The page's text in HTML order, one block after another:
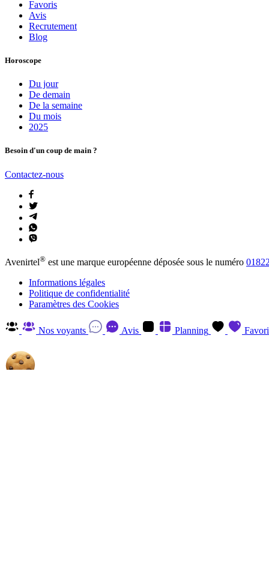
Favoris
Avis
Recrutement
Blog
Horoscope
Du jour
De demain
De la semaine
Du mois
2025
Besoin d'un coup de main ?
Contactez-nous
Avenirtel® est une marque européenne déposée sous le numéro
Informations légales
Politique de confidentialité
Paramètres des Cookies
Nos voyants Avis Planning